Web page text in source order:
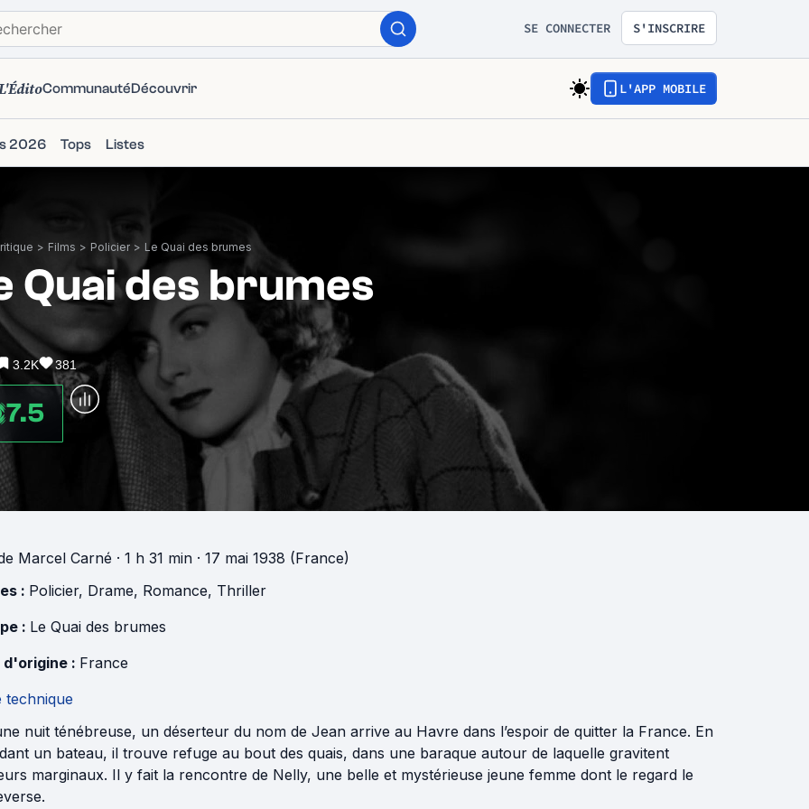
SE CONNECTER S'INSCRIRE
CommunautéDécouvrir L'APP MOBILE
2026 Tops Listes
> Films > Policier > Le Quai des brumes
Quai des brumes
3.2K 381
7.5
Marcel Carné · 1 h 31 min · 17 mai 1938 (France)
: Policier, Drame, Romance, Thriller
: Le Quai des brumes
d'origine : France
technique
nuit ténébreuse, un déserteur du nom de Jean arrive au Havre dans l’espoir de quitter la France. En
un bateau, il trouve refuge au bout des quais, dans une baraque autour de laquelle gravitent
marginaux. Il y fait la rencontre de Nelly, une belle et mystérieuse jeune femme dont le regard le